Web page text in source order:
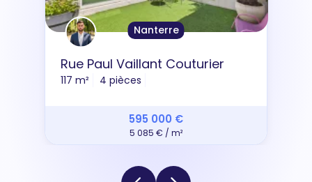
Nanterre
Rue Paul Vaillant Couturier
117 m² 4 pièces
595 000 €
5 085 € / m²